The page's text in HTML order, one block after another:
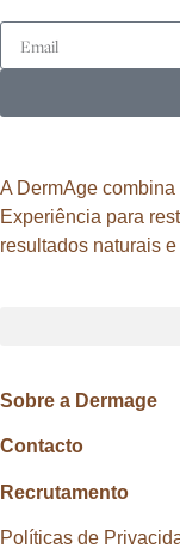
A DermAge
Experiência para
resultados naturais
Sobre a Dermage
Contacto
Recrutamento
Políticas de